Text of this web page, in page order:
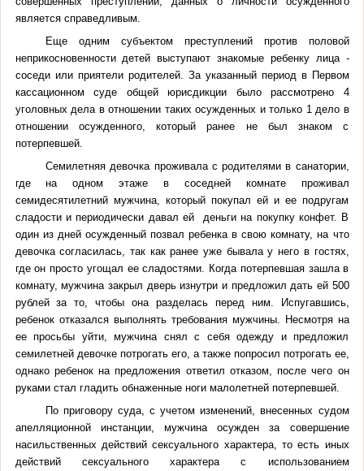
является справедливым.
Еще одним субъектом преступлений против половой
неприкосновенности детей выступают знакомые ребенку лица -
соседи или приятели родителей. За указанный период в Первом
кассационном суде общей юрисдикции было рассмотрено 4
уголовных дела в отношении таких осужденных и только 1 дело в
отношении осужденного, который ранее не был знаком с
потерпевшей.
Семилетняя девочка проживала с родителями в санатории,
где на одном этаже в соседней комнате проживал
семидесятилетний мужчина, который покупал ей и ее подругам
сладости и периодически давал ей деньги на покупку конфет. В
один из дней осужденный позвал ребенка в свою комнату, на что
девочка согласилась, так как ранее уже бывала у него в гостях,
где он просто угощал ее сладостями. Когда потерпевшая зашла в
комнату, мужчина закрыл дверь изнутри и предложил дать ей 500
рублей за то, чтобы она разделась перед ним. Испугавшись,
ребенок отказался выполнять требования мужчины. Несмотря на
ее просьбы уйти, мужчина снял с себя одежду и предложил
семилетней девочке потрогать его, а также попросил потрогать ее,
однако ребенок на предложения ответил отказом, после чего он
руками стал гладить обнаженные ноги малолетней потерпевшей.
По приговору суда, с учетом изменений, внесенных судом
апелляционной инстанции, мужчина осужден за совершение
насильственных действий сексуального характера, то есть иных
действий сексуального характера с использованием